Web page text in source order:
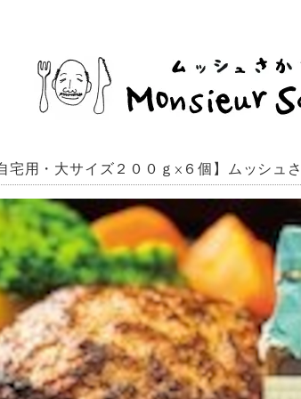
宅用・大サイズ２００ｇ×６個】ムッシュ